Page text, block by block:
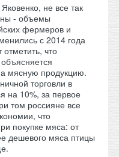
не все так
- объемы
фермеров и
с 2014 года
что
мясную продукцию.
торговли в
на 10%, за первое
том россияне все
что
покупке мяса: от
дешевого мяса птицы